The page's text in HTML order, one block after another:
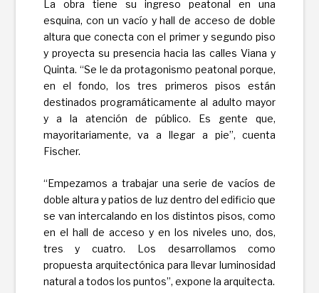
La obra tiene su ingreso peatonal en una
esquina, con un vacío y hall de acceso de doble
altura que conecta con el primer y segundo piso
y proyecta su presencia hacia las calles Viana y
Quinta. “Se le da protagonismo peatonal porque,
en el fondo, los tres primeros pisos están
destinados programáticamente al adulto mayor
y a la atención de público. Es gente que,
mayoritariamente, va a llegar a pie”, cuenta
Fischer.
“Empezamos a trabajar una serie de vacíos de
doble altura y patios de luz dentro del edificio que
se van intercalando en los distintos pisos, como
en el hall de acceso y en los niveles uno, dos,
tres y cuatro. Los desarrollamos como
propuesta arquitectónica para llevar luminosidad
natural a todos los puntos”, expone la arquitecta.